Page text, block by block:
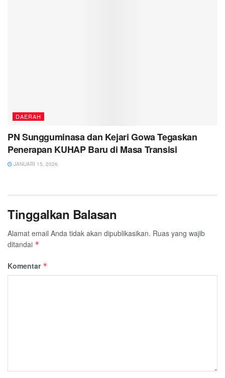
DAERAH
PN Sungguminasa dan Kejari Gowa Tegaskan
Penerapan KUHAP Baru di Masa Transisi
JANUARI 15, 2026
Tinggalkan Balasan
Alamat email Anda tidak akan dipublikasikan. Ruas yang wajib
ditandai *
Komentar *